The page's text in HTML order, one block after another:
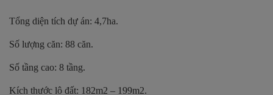
Tổng diện tích dự án: 4,7ha.
Số lượng căn: 88 căn.
Số tầng cao: 8 tầng.
Kích thước lô đất: 182m2 – 199m2.